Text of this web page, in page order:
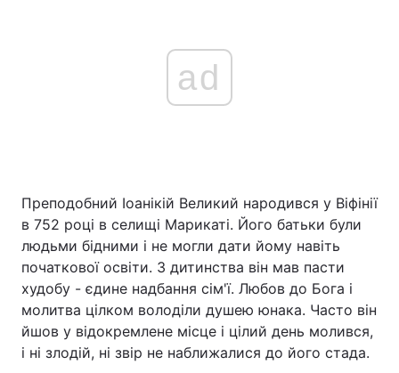
Головна
ad
Преподобний Іоанікій Великий народився у Віфінії
в 752 році в селищі Марикаті. Його батьки були
людьми бідними і не могли дати йому навіть
початкової освіти. З дитинства він мав пасти
худобу - єдине надбання сім'ї. Любов до Бога і
молитва цілком володіли душею юнака. Часто він
йшов у відокремлене місце і цілий день молився,
і ні злодій, ні звір не наближалися до його стада.